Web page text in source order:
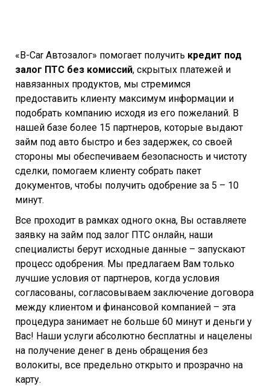
«B-Car Автозалог» помогает получить кредит под
залог ПТС без комиссий, скрытых платежей и
навязанных продуктов, мы стремимся
предоставить клиенту максимум информации и
подобрать компанию исходя из его пожеланий. В
нашей базе более 15 партнеров, которые выдают
займ под авто быстро и без задержек, со своей
стороны мы обеспечиваем безопасность и чистоту
сделки, помогаем клиенту собрать пакет
документов, чтобы получить одобрение за 5 – 10
минут.
Все проходит в рамках одного окна, Вы оставляете
заявку на займ под залог ПТС онлайн, наши
специалисты берут исходные данные – запускают
процесс одобрения. Мы предлагаем Вам только
лучшие условия от партнеров, когда условия
согласованы, согласовываем заключение договора
между клиентом и финансовой компанией – эта
процедура занимает не больше 60 минут и деньги у
Вас! Наши услуги абсолютно бесплатны и нацелены
на получение денег в день обращения без
волокиты, все предельно открыто и прозрачно на
карту.